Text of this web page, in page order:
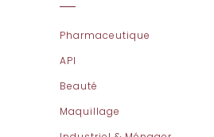
Pharmaceutique
API
Beauté
Maquillage